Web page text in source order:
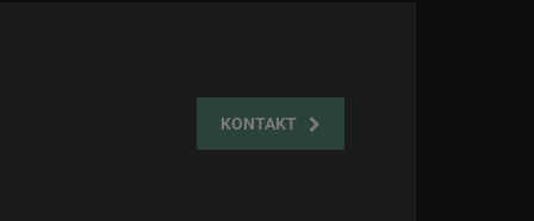
KONTAKT